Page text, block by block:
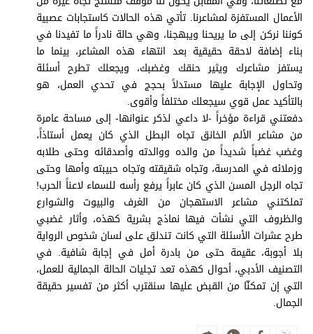
برامج
عدد اليوم
مواقيت الصلاة
الأحوال الجوية
الأعمال المستفزة لمشاعرنا. تأتي هذه الحالات كاستجابات عصبية
كوننا نركن إلى ما يريحنا ويبهجنا، وهي حالة نادراً ما تفيدنا في
بناء إضافة لاحقة حقيقية بعد انتهاء هذه المشاعر، بينما ما
يستفز مشاعرك ويثير حنقك وغضبك، ويجعلك تطرح أسئلة
وتحاول الإجابة عليها مستدلاً بحجج في تحدي العمل، هو
بالتأكيد عمل قوي سيجعلك مختلفاً وأقوى.
دفعتني قراءة مؤخراً -لا داعي لذكر عنوانها- إلى مساحة عامرة
من مشاعر الألم الخانق تجاه البطل الذي كان يعمل أستاذاً،
وغضب غضباً شديداً من والده ووالدته وأصدقائه وحتى طلابه
وزملائه في المدرسة، وتجاه شقيقته وتجاه حبيبته وأمها وحتى
تجاه الرجل المسن الذي كان عابراً يرفع رأسه للسماء لاعناً الحرب!
تملكتني مشاعر الاستهجان من الغرف والبيوت والشوارع
والظروف التي نشأت فيها نماذج بشرية كهذه، وأثار غضبي
طرح عشرات الأسئلة التي كانت تندلق على لسان شخوص الرواية
بلا أجوبة، عقيمة حتى من بادرة أمل في إجابة شافية. في
التصنيف الأدبي، أحوال كهذه تعد تجليات الحالة الجمالية للعمل،
التي إن تمكنّا من القبض عليها سنقترب أكثر من تفسير حقيقة
الجمال.